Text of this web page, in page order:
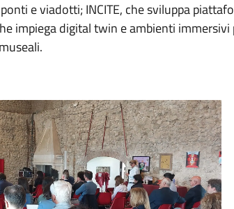
e viadotti; INCITE, che sviluppa
impiega digital twin e ambienti immersivi